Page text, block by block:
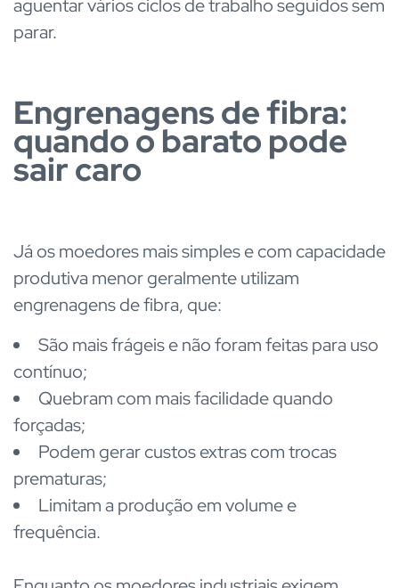
aguentar vários ciclos de trabalho seguidos sem
parar.
Engrenagens de fibra:
quando o barato pode
sair caro
Já os moedores mais simples e com capacidade
produtiva menor geralmente utilizam
engrenagens de fibra, que:
São mais frágeis e não foram feitas para uso
contínuo;
Quebram com mais facilidade quando
forçadas;
Podem gerar custos extras com trocas
prematuras;
Limitam a produção em volume e
frequência.